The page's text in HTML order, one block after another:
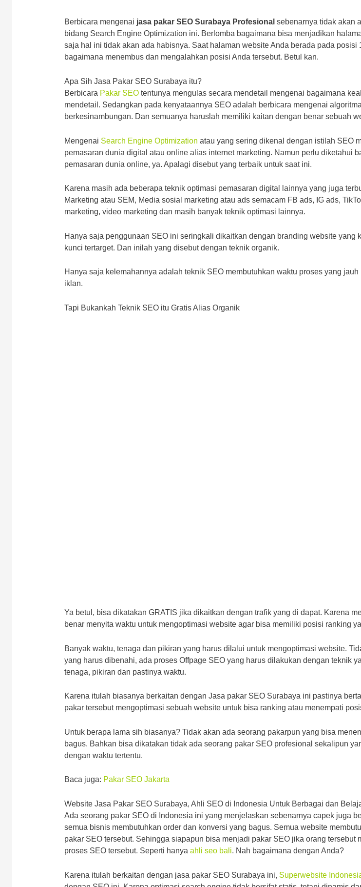
Berbicara mengenai jasa pakar SEO Surabaya Profesional sebenarnya tidak akan
bidang Search Engine Optimization ini. Berlomba bagaimana bisa menjadikan
saja hal ini tidak akan ada habisnya. Saat halaman website Anda berada pada
bagaimana menembus dan mengalahkan posisi Anda tersebut. Betul kan.
Apa Sih Jasa Pakar SEO Surabaya itu?
Berbicara Pakar SEOtentunya mengulas secara mendetail mengenai bagaimana
mendetail. Sedangkan pada kenyataannya SEO adalah berbicara mengenai
berkesinambungan. Dan semuanya haruslah memiliki kaitan dengan benar sebuah
Mengenai Search Engine Optimization atau yang sering dikenal dengan istilah SEO
pemasaran dunia digital atau online alias internet marketing. Namun perlu diketahui
pemasaran dunia online, ya. Apalagi disebut yang terbaik untuk saat ini.
Karena masih ada beberapa teknik optimasi pemasaran digital lainnya yang juga
Marketing atau SEM, Media sosial marketing atau ads semacam FB ads, IG ads,
marketing, video marketing dan masih banyak teknik optimasi lainnya.
Hanya saja penggunaan SEO ini seringkali dikaitkan dengan branding website
kunci tertarget. Dan inilah yang disebut dengan teknik organik.
Hanya saja kelemahannya adalah teknik SEO membutuhkan waktu proses yang
iklan.
Tapi Bukankah Teknik SEO itu Gratis Alias Organik
Ya betul, bisa dikatakan GRATIS jika dikaitkan dengan trafik yang di dapat. Karena
benar menyita waktu untuk mengoptimasi website agar bisa memiliki posisi ranking
Banyak waktu, tenaga dan pikiran yang harus dilalui untuk mengoptimasi website.
yang harus dibenahi, ada proses Offpage SEO yang harus dilakukan dengan teknik
tenaga, pikiran dan pastinya waktu.
Karena itulah biasanya berkaitan dengan Jasa pakar SEO Surabaya ini pastinya
pakar tersebut mengoptimasi sebuah website untuk bisa ranking atau menempati
Untuk berapa lama sih biasanya? Tidak akan ada seorang pakarpun yang bisa
bagus. Bahkan bisa dikatakan tidak ada seorang pakar SEO profesional sekalipun
dengan waktu tertentu.
Baca juga: Pakar SEO Jakarta
Website Jasa Pakar SEO Surabaya, Ahli SEO di Indonesia Untuk Berbagai dan
Ada seorang pakar SEO di Indonesia ini yang menjelaskan sebenarnya capek juga
semua bisnis membutuhkan order dan konversi yang bagus. Semua website
pakar SEO tersebut. Sehingga siapapun bisa menjadi pakar SEO jika orang
proses SEO tersebut. Seperti hanya ahli seo bali. Nah bagaimana dengan Anda?
Karena itulah berkaitan dengan jasa pakar SEO Surabaya ini, Superwebsite